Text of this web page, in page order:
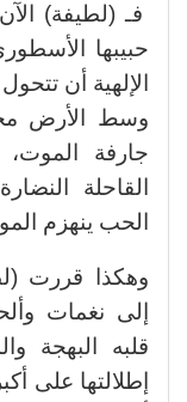
فـ (لطيفة)
حبيبها
الإلهية أن
وسط الأرض
جارفة الموت،
القاحلة
الحب ينهزم
وهكذا قررت
إلى نغمات
قلبه البهجة
إطلالتها على